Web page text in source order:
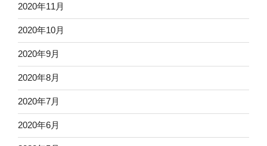
2020年11月
2020年10月
2020年9月
2020年8月
2020年7月
2020年6月